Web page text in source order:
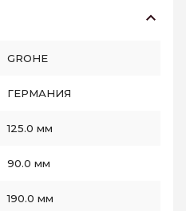
GROHE
ГЕРМАНИЯ
125.0 мм
90.0 мм
190.0 мм